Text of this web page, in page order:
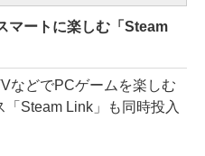
マートに楽しむ「Steam
などでPCゲームを楽しむ
Steam Link」も同時投入